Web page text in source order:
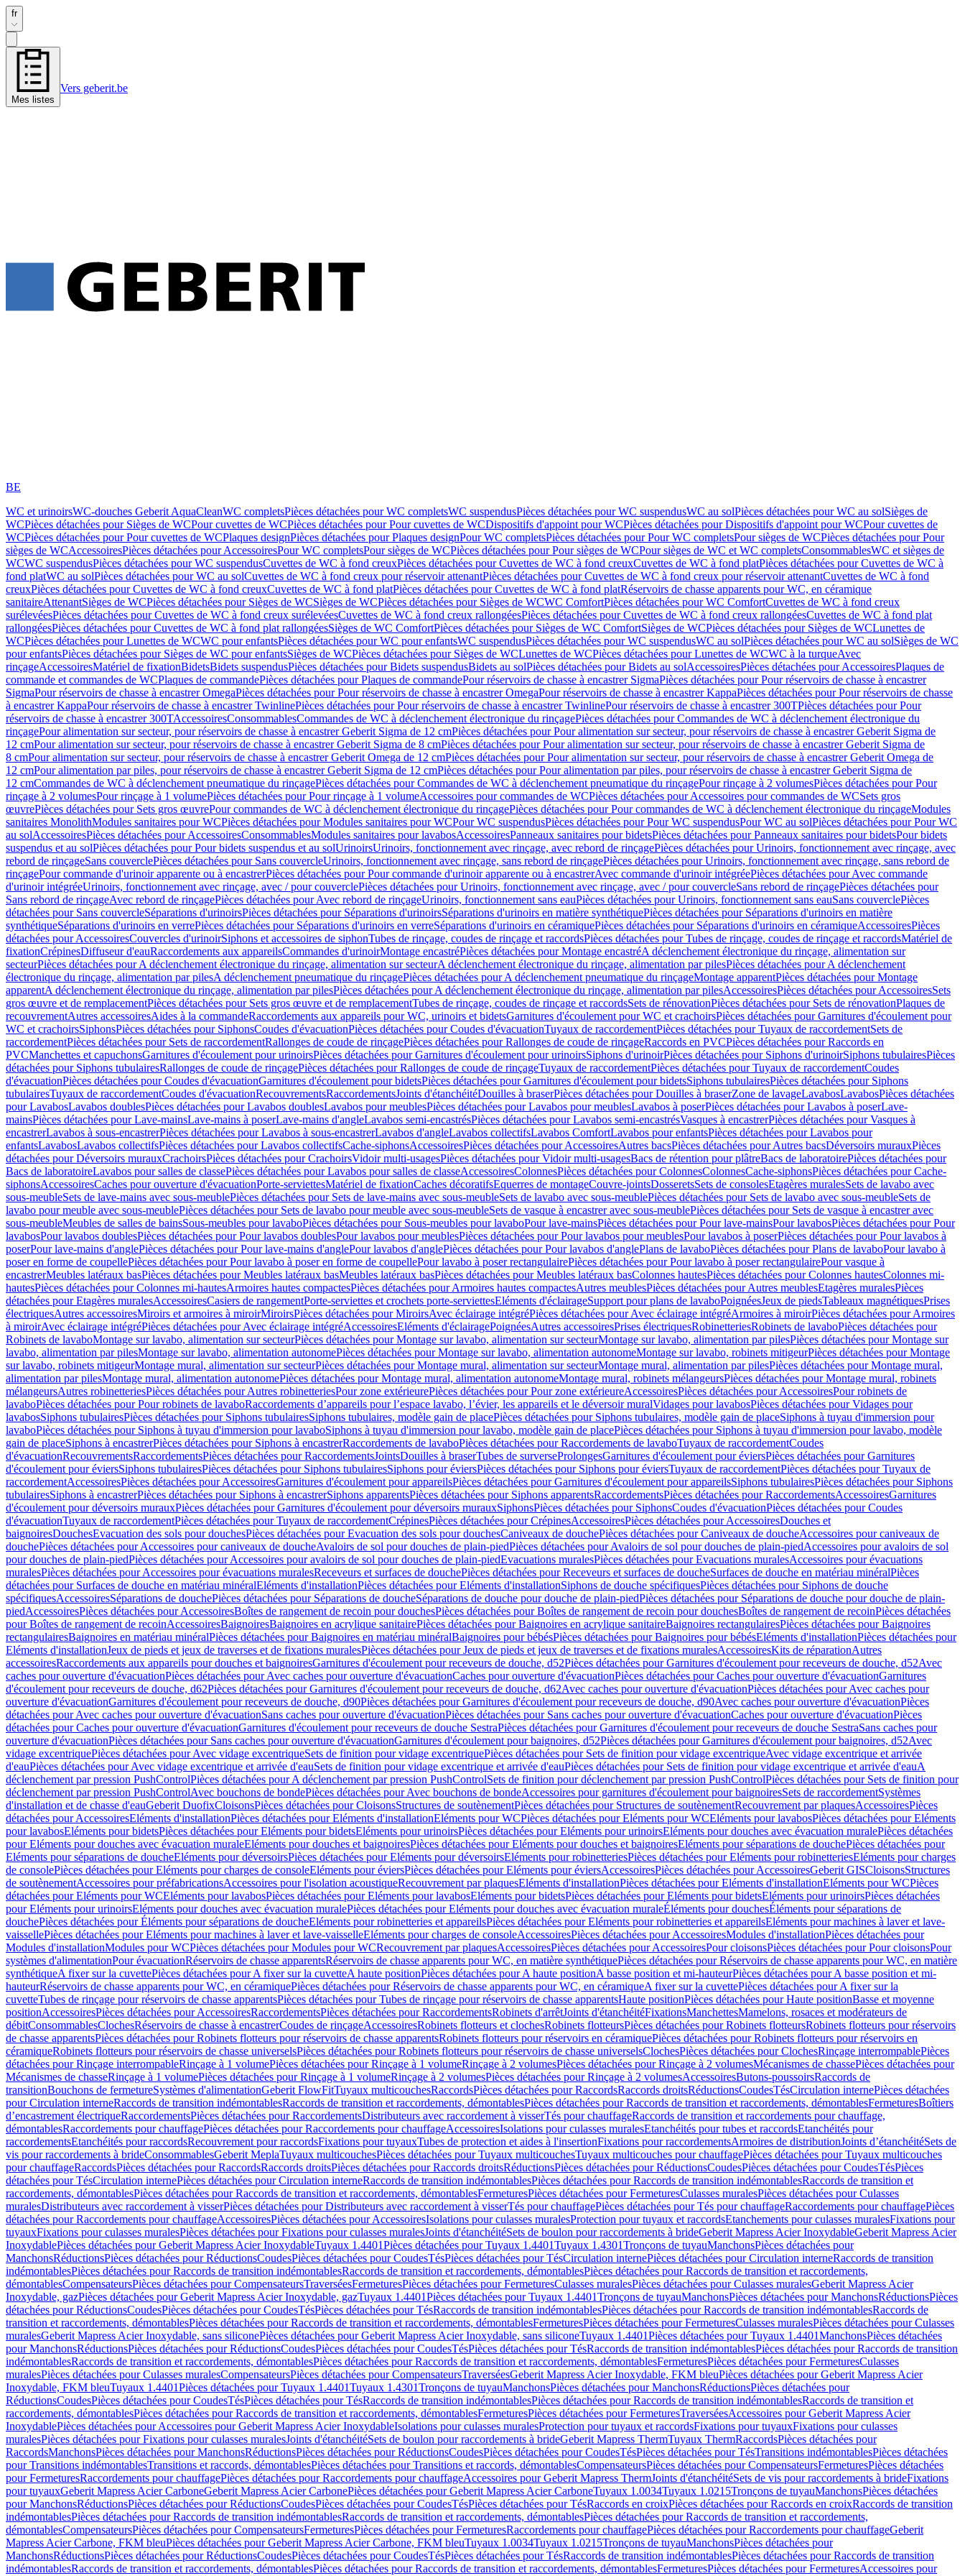
fr
Mes listes
Vers geberit.be
BE
WC et urinoirsWC-douches Geberit AquaCleanWC completsPièces détachées pour WC completsWC suspendusPièces détachées pour WC suspendusWC au solPièces détachées pour WC au solSièges de
WCPièces détachées pour Sièges de WCPour cuvettes de WCPièces détachées pour Pour cuvettes de WCDispositifs d'appoint pour WCPièces détachées pour Dispositifs d'appoint pour WCPour cuvettes de
WCPièces détachées pour Pour cuvettes de WCPlaques designPièces détachées pour Plaques designPour WC completsPièces détachées pour Pour WC completsPour sièges de WCPièces détachées pour Pour
sièges de WCAccessoiresPièces détachées pour AccessoiresPour WC completsPour sièges de WCPièces détachées pour Pour sièges de WCPour sièges de WC et WC completsConsommablesWC et sièges de
WCWC suspendusPièces détachées pour WC suspendusCuvettes de WC à fond creuxPièces détachées pour Cuvettes de WC à fond creuxCuvettes de WC à fond platPièces détachées pour Cuvettes de WC à
fond platWC au solPièces détachées pour WC au solCuvettes de WC à fond creux pour réservoir attenantPièces détachées pour Cuvettes de WC à fond creux pour réservoir attenantCuvettes de WC à fond
creuxPièces détachées pour Cuvettes de WC à fond creuxCuvettes de WC à fond platPièces détachées pour Cuvettes de WC à fond platRéservoirs de chasse apparents pour WC, en céramique
sanitaireAttenantSièges de WCPièces détachées pour Sièges de WCSièges de WCPièces détachées pour Sièges de WCWC ComfortPièces détachées pour WC ComfortCuvettes de WC à fond creux
surélevéesPièces détachées pour Cuvettes de WC à fond creux surélevéesCuvettes de WC à fond creux rallongéesPièces détachées pour Cuvettes de WC à fond creux rallongéesCuvettes de WC à fond plat
rallongéesPièces détachées pour Cuvettes de WC à fond plat rallongéesSièges de WC ComfortPièces détachées pour Sièges de WC ComfortSièges de WCPièces détachées pour Sièges de WCLunettes de
WCPièces détachées pour Lunettes de WCWC pour enfantsPièces détachées pour WC pour enfantsWC suspendusPièces détachées pour WC suspendusWC au solPièces détachées pour WC au solSièges de WC
pour enfantsPièces détachées pour Sièges de WC pour enfantsSièges de WCPièces détachées pour Sièges de WCLunettes de WCPièces détachées pour Lunettes de WCWC à la turqueAvec
rinçageAccessoiresMatériel de fixationBidetsBidets suspendusPièces détachées pour Bidets suspendusBidets au solPièces détachées pour Bidets au solAccessoiresPièces détachées pour AccessoiresPlaques de
commande et commandes de WCPlaques de commandePièces détachées pour Plaques de commandePour réservoirs de chasse à encastrer SigmaPièces détachées pour Pour réservoirs de chasse à encastrer
SigmaPour réservoirs de chasse à encastrer OmegaPièces détachées pour Pour réservoirs de chasse à encastrer OmegaPour réservoirs de chasse à encastrer KappaPièces détachées pour Pour réservoirs de chasse
à encastrer KappaPour réservoirs de chasse à encastrer TwinlinePièces détachées pour Pour réservoirs de chasse à encastrer TwinlinePour réservoirs de chasse à encastrer 300TPièces détachées pour Pour
réservoirs de chasse à encastrer 300TAccessoiresConsommablesCommandes de WC à déclenchement électronique du rinçagePièces détachées pour Commandes de WC à déclenchement électronique du
rinçagePour alimentation sur secteur, pour réservoirs de chasse à encastrer Geberit Sigma de 12 cmPièces détachées pour Pour alimentation sur secteur, pour réservoirs de chasse à encastrer Geberit Sigma de
12 cmPour alimentation sur secteur, pour réservoirs de chasse à encastrer Geberit Sigma de 8 cmPièces détachées pour Pour alimentation sur secteur, pour réservoirs de chasse à encastrer Geberit Sigma de
8 cmPour alimentation sur secteur, pour réservoirs de chasse à encastrer Geberit Omega de 12 cmPièces détachées pour Pour alimentation sur secteur, pour réservoirs de chasse à encastrer Geberit Omega de
12 cmPour alimentation par piles, pour réservoirs de chasse à encastrer Geberit Sigma de 12 cmPièces détachées pour Pour alimentation par piles, pour réservoirs de chasse à encastrer Geberit Sigma de
12 cmCommandes de WC à déclenchement pneumatique du rinçagePièces détachées pour Commandes de WC à déclenchement pneumatique du rinçagePour rinçage à 2 volumesPièces détachées pour Pour
rinçage à 2 volumesPour rinçage à 1 volumePièces détachées pour Pour rinçage à 1 volumeAccessoires pour commandes de WCPièces détachées pour Accessoires pour commandes de WCSets gros
œuvrePièces détachées pour Sets gros œuvrePour commandes de WC à déclenchement électronique du rinçagePièces détachées pour Pour commandes de WC à déclenchement électronique du rinçageModules
sanitaires MonolithModules sanitaires pour WCPièces détachées pour Modules sanitaires pour WCPour WC suspendusPièces détachées pour Pour WC suspendusPour WC au solPièces détachées pour Pour WC
au solAccessoiresPièces détachées pour AccessoiresConsommablesModules sanitaires pour lavabosAccessoiresPanneaux sanitaires pour bidetsPièces détachées pour Panneaux sanitaires pour bidetsPour bidets
suspendus et au solPièces détachées pour Pour bidets suspendus et au solUrinoirsUrinoirs, fonctionnement avec rinçage, avec rebord de rinçagePièces détachées pour Urinoirs, fonctionnement avec rinçage, avec
rebord de rinçageSans couverclePièces détachées pour Sans couvercleUrinoirs, fonctionnement avec rinçage, sans rebord de rinçagePièces détachées pour Urinoirs, fonctionnement avec rinçage, sans rebord de
rinçagePour commande d'urinoir apparente ou à encastrerPièces détachées pour Pour commande d'urinoir apparente ou à encastrerAvec commande d'urinoir intégréePièces détachées pour Avec commande
d'urinoir intégréeUrinoirs, fonctionnement avec rinçage, avec / pour couverclePièces détachées pour Urinoirs, fonctionnement avec rinçage, avec / pour couvercleSans rebord de rinçagePièces détachées pour
Sans rebord de rinçageAvec rebord de rinçagePièces détachées pour Avec rebord de rinçageUrinoirs, fonctionnement sans eauPièces détachées pour Urinoirs, fonctionnement sans eauSans couverclePièces
détachées pour Sans couvercleSéparations d'urinoirsPièces détachées pour Séparations d'urinoirsSéparations d'urinoirs en matière synthétiquePièces détachées pour Séparations d'urinoirs en matière
synthétiqueSéparations d'urinoirs en verrePièces détachées pour Séparations d'urinoirs en verreSéparations d'urinoirs en céramiquePièces détachées pour Séparations d'urinoirs en céramiqueAccessoiresPièces
détachées pour AccessoiresCouvercles d'urinoirSiphons et accessoires de siphonTubes de rinçage, coudes de rinçage et raccordsPièces détachées pour Tubes de rinçage, coudes de rinçage et raccordsMatériel de
fixationCrépinesDiffuseur d'eauRaccordements aux appareilsCommandes d'urinoirMontage encastréPièces détachées pour Montage encastréA déclenchement électronique du rinçage, alimentation sur
secteurPièces détachées pour A déclenchement électronique du rinçage, alimentation sur secteurA déclenchement électronique du rinçage, alimentation par pilesPièces détachées pour A déclenchement
électronique du rinçage, alimentation par pilesA déclenchement pneumatique du rinçagePièces détachées pour A déclenchement pneumatique du rinçageMontage apparentPièces détachées pour Montage
apparentA déclenchement électronique du rinçage, alimentation par pilesPièces détachées pour A déclenchement électronique du rinçage, alimentation par pilesAccessoiresPièces détachées pour AccessoiresSets
gros œuvre et de remplacementPièces détachées pour Sets gros œuvre et de remplacementTubes de rinçage, coudes de rinçage et raccordsSets de rénovationPièces détachées pour Sets de rénovationPlaques de
recouvrementAutres accessoiresAides à la commandeRaccordements aux appareils pour WC, urinoirs et bidetsGarnitures d'écoulement pour WC et crachoirsPièces détachées pour Garnitures d'écoulement pour
WC et crachoirsSiphonsPièces détachées pour SiphonsCoudes d'évacuationPièces détachées pour Coudes d'évacuationTuyaux de raccordementPièces détachées pour Tuyaux de raccordementSets de
raccordementPièces détachées pour Sets de raccordementRallonges de coude de rinçagePièces détachées pour Rallonges de coude de rinçageRaccords en PVCPièces détachées pour Raccords en
PVCManchettes et capuchonsGarnitures d'écoulement pour urinoirsPièces détachées pour Garnitures d'écoulement pour urinoirsSiphons d'urinoirPièces détachées pour Siphons d'urinoirSiphons tubulairesPièces
détachées pour Siphons tubulairesRallonges de coude de rinçagePièces détachées pour Rallonges de coude de rinçageTuyaux de raccordementPièces détachées pour Tuyaux de raccordementCoudes
d'évacuationPièces détachées pour Coudes d'évacuationGarnitures d'écoulement pour bidetsPièces détachées pour Garnitures d'écoulement pour bidetsSiphons tubulairesPièces détachées pour Siphons
tubulairesTuyaux de raccordementCoudes d'évacuationRecouvrementsRaccordementsJoints d'étanchéitéDouilles à braserPièces détachées pour Douilles à braserZone de lavageLavabosLavabosPièces détachées
pour LavabosLavabos doublesPièces détachées pour Lavabos doublesLavabos pour meublesPièces détachées pour Lavabos pour meublesLavabos à poserPièces détachées pour Lavabos à poserLave-
mainsPièces détachées pour Lave-mainsLave-mains à poserLave-mains d'angleLavabos semi-encastrésPièces détachées pour Lavabos semi-encastrésVasques à encastrerPièces détachées pour Vasques à
encastrerLavabos à sous-encastrerPièces détachées pour Lavabos à sous-encastrerLavabos d'angleLavabos collectifsLavabos ComfortLavabos pour enfantsPièces détachées pour Lavabos pour
enfantsLavabosLavabos collectifsPièces détachées pour Lavabos collectifsCache-siphonsAccessoiresPièces détachées pour AccessoiresAutres bacsPièces détachées pour Autres bacsDéversoirs murauxPièces
détachées pour Déversoirs murauxCrachoirsPièces détachées pour CrachoirsVidoir multi-usagesPièces détachées pour Vidoir multi-usagesBacs de rétention pour plâtreBacs de laboratoirePièces détachées pour
Bacs de laboratoireLavabos pour salles de classePièces détachées pour Lavabos pour salles de classeAccessoiresColonnesPièces détachées pour ColonnesColonnesCache-siphonsPièces détachées pour Cache-
siphonsAccessoiresCaches pour ouverture d'évacuationPorte-serviettesMatériel de fixationCaches décoratifsEquerres de montageCouvre-jointsDosseretsSets de consolesEtagères muralesSets de lavabo avec
sous-meubleSets de lave-mains avec sous-meublePièces détachées pour Sets de lave-mains avec sous-meubleSets de lavabo avec sous-meublePièces détachées pour Sets de lavabo avec sous-meubleSets de
lavabo pour meuble avec sous-meublePièces détachées pour Sets de lavabo pour meuble avec sous-meubleSets de vasque à encastrer avec sous-meublePièces détachées pour Sets de vasque à encastrer avec
sous-meubleMeubles de salles de bainsSous-meubles pour lavaboPièces détachées pour Sous-meubles pour lavaboPour lave-mainsPièces détachées pour Pour lave-mainsPour lavabosPièces détachées pour Pour
lavabosPour lavabos doublesPièces détachées pour Pour lavabos doublesPour lavabos pour meublesPièces détachées pour Pour lavabos pour meublesPour lavabos à poserPièces détachées pour Pour lavabos à
poserPour lave-mains d'anglePièces détachées pour Pour lave-mains d'anglePour lavabos d'anglePièces détachées pour Pour lavabos d'anglePlans de lavaboPièces détachées pour Plans de lavaboPour lavabo à
poser en forme de coupellePièces détachées pour Pour lavabo à poser en forme de coupellePour lavabo à poser rectangulairePièces détachées pour Pour lavabo à poser rectangulairePour vasque à
encastrerMeubles latéraux basPièces détachées pour Meubles latéraux basMeubles latéraux basPièces détachées pour Meubles latéraux basColonnes hautesPièces détachées pour Colonnes hautesColonnes mi-
hautesPièces détachées pour Colonnes mi-hautesArmoires hautes compactesPièces détachées pour Armoires hautes compactesAutres meublesPièces détachées pour Autres meublesEtagères muralesPièces
détachées pour Etagères muralesAccessoiresCasiers de rangementPorte-serviettes et crochets porte-serviettesEléments d'éclairageSupport pour plans de lavaboPoignéesJeux de piedsTableaux magnétiquesPrises
électriquesAutres accessoiresMiroirs et armoires à miroirMiroirsPièces détachées pour MiroirsAvec éclairage intégréPièces détachées pour Avec éclairage intégréArmoires à miroirPièces détachées pour Armoires
à miroirAvec éclairage intégréPièces détachées pour Avec éclairage intégréAccessoiresEléments d'éclairagePoignéesAutres accessoiresPrises électriquesRobinetteriesRobinets de lavaboPièces détachées pour
Robinets de lavaboMontage sur lavabo, alimentation sur secteurPièces détachées pour Montage sur lavabo, alimentation sur secteurMontage sur lavabo, alimentation par pilesPièces détachées pour Montage sur
lavabo, alimentation par pilesMontage sur lavabo, alimentation autonomePièces détachées pour Montage sur lavabo, alimentation autonomeMontage sur lavabo, robinets mitigeurPièces détachées pour Montage
sur lavabo, robinets mitigeurMontage mural, alimentation sur secteurPièces détachées pour Montage mural, alimentation sur secteurMontage mural, alimentation par pilesPièces détachées pour Montage mural,
alimentation par pilesMontage mural, alimentation autonomePièces détachées pour Montage mural, alimentation autonomeMontage mural, robinets mélangeursPièces détachées pour Montage mural, robinets
mélangeursAutres robinetteriesPièces détachées pour Autres robinetteriesPour zone extérieurePièces détachées pour Pour zone extérieureAccessoiresPièces détachées pour AccessoiresPour robinets de
lavaboPièces détachées pour Pour robinets de lavaboRaccordements d’appareils pour l’espace lavabo, l’évier, les appareils et le déversoir muralVidages pour lavabosPièces détachées pour Vidages pour
lavabosSiphons tubulairesPièces détachées pour Siphons tubulairesSiphons tubulaires, modèle gain de placePièces détachées pour Siphons tubulaires, modèle gain de placeSiphons à tuyau d'immersion pour
lavaboPièces détachées pour Siphons à tuyau d'immersion pour lavaboSiphons à tuyau d'immersion pour lavabo, modèle gain de placePièces détachées pour Siphons à tuyau d'immersion pour lavabo, modèle
gain de placeSiphons à encastrerPièces détachées pour Siphons à encastrerRaccordements de lavaboPièces détachées pour Raccordements de lavaboTuyaux de raccordementCoudes
d'évacuationRecouvrementsRaccordementsPièces détachées pour RaccordementsJointsDouilles à braserTubes de surverseProlongesGarnitures d'écoulement pour éviersPièces détachées pour Garnitures
d'écoulement pour éviersSiphons tubulairesPièces détachées pour Siphons tubulairesSiphons pour éviersPièces détachées pour Siphons pour éviersTuyaux de raccordementPièces détachées pour Tuyaux de
raccordementAccessoiresPièces détachées pour AccessoiresGarnitures d'écoulement pour appareilsPièces détachées pour Garnitures d'écoulement pour appareilsSiphons tubulairesPièces détachées pour Siphons
tubulairesSiphons à encastrerPièces détachées pour Siphons à encastrerSiphons apparentsPièces détachées pour Siphons apparentsRaccordementsPièces détachées pour RaccordementsAccessoiresGarnitures
d'écoulement pour déversoirs murauxPièces détachées pour Garnitures d'écoulement pour déversoirs murauxSiphonsPièces détachées pour SiphonsCoudes d'évacuationPièces détachées pour Coudes
d'évacuationTuyaux de raccordementPièces détachées pour Tuyaux de raccordementCrépinesPièces détachées pour CrépinesAccessoiresPièces détachées pour AccessoiresDouches et
baignoiresDouchesEvacuation des sols pour douchesPièces détachées pour Evacuation des sols pour douchesCaniveaux de douchePièces détachées pour Caniveaux de doucheAccessoires pour caniveaux de
douchePièces détachées pour Accessoires pour caniveaux de doucheAvaloirs de sol pour douches de plain-piedPièces détachées pour Avaloirs de sol pour douches de plain-piedAccessoires pour avaloirs de sol
pour douches de plain-piedPièces détachées pour Accessoires pour avaloirs de sol pour douches de plain-piedEvacuations muralesPièces détachées pour Evacuations muralesAccessoires pour évacuations
muralesPièces détachées pour Accessoires pour évacuations muralesReceveurs et surfaces de douchePièces détachées pour Receveurs et surfaces de doucheSurfaces de douche en matériau minéralPièces
détachées pour Surfaces de douche en matériau minéralEléments d'installationPièces détachées pour Eléments d'installationSiphons de douche spécifiquesPièces détachées pour Siphons de douche
spécifiquesAccessoiresSéparations de douchePièces détachées pour Séparations de doucheSéparations de douche pour douche de plain-piedPièces détachées pour Séparations de douche pour douche de plain-
piedAccessoiresPièces détachées pour AccessoiresBoîtes de rangement de recoin pour douchesPièces détachées pour Boîtes de rangement de recoin pour douchesBoîtes de rangement de recoinPièces détachées
pour Boîtes de rangement de recoinAccessoiresBaignoiresBaignoires en acrylique sanitairePièces détachées pour Baignoires en acrylique sanitaireBaignoires rectangulairesPièces détachées pour Baignoires
rectangulairesBaignoires en matériau minéralPièces détachées pour Baignoires en matériau minéralBaignoires pour bébésPièces détachées pour Baignoires pour bébésEléments d'installationPièces détachées pour
Eléments d'installationJeux de pieds et jeux de traverses et de fixations muralesPièces détachées pour Jeux de pieds et jeux de traverses et de fixations muralesAccessoiresKits de réparationAutres
accessoiresRaccordements aux appareils pour douches et baignoiresGarnitures d'écoulement pour receveurs de douche, d52Pièces détachées pour Garnitures d'écoulement pour receveurs de douche, d52Avec
caches pour ouverture d'évacuationPièces détachées pour Avec caches pour ouverture d'évacuationCaches pour ouverture d'évacuationPièces détachées pour Caches pour ouverture d'évacuationGarnitures
d'écoulement pour receveurs de douche, d62Pièces détachées pour Garnitures d'écoulement pour receveurs de douche, d62Avec caches pour ouverture d'évacuationPièces détachées pour Avec caches pour
ouverture d'évacuationGarnitures d'écoulement pour receveurs de douche, d90Pièces détachées pour Garnitures d'écoulement pour receveurs de douche, d90Avec caches pour ouverture d'évacuationPièces
détachées pour Avec caches pour ouverture d'évacuationSans caches pour ouverture d'évacuationPièces détachées pour Sans caches pour ouverture d'évacuationCaches pour ouverture d'évacuationPièces
détachées pour Caches pour ouverture d'évacuationGarnitures d'écoulement pour receveurs de douche SestraPièces détachées pour Garnitures d'écoulement pour receveurs de douche SestraSans caches pour
ouverture d'évacuationPièces détachées pour Sans caches pour ouverture d'évacuationGarnitures d'écoulement pour baignoires, d52Pièces détachées pour Garnitures d'écoulement pour baignoires, d52Avec
vidage excentriquePièces détachées pour Avec vidage excentriqueSets de finition pour vidage excentriquePièces détachées pour Sets de finition pour vidage excentriqueAvec vidage excentrique et arrivée
d'eauPièces détachées pour Avec vidage excentrique et arrivée d'eauSets de finition pour vidage excentrique et arrivée d'eauPièces détachées pour Sets de finition pour vidage excentrique et arrivée d'eauA
déclenchement par pression PushControlPièces détachées pour A déclenchement par pression PushControlSets de finition pour déclenchement par pression PushControlPièces détachées pour Sets de finition pour
déclenchement par pression PushControlAvec bouchons de bondePièces détachées pour Avec bouchons de bondeAccessoires pour garnitures d'écoulement pour baignoiresSets de raccordementSystèmes
d'installation et de chasse d'eauGeberit DuofixCloisonsPièces détachées pour CloisonsStructures de soutènementPièces détachées pour Structures de soutènementRecouvrement par plaquesAccessoiresPièces
détachées pour AccessoiresEléments d'installationPièces détachées pour Eléments d'installationEléments pour WCPièces détachées pour Eléments pour WCEléments pour lavabosPièces détachées pour Eléments
pour lavabosEléments pour bidetsPièces détachées pour Eléments pour bidetsEléments pour urinoirsPièces détachées pour Eléments pour urinoirsEléments pour douches avec évacuation muralePièces détachées
pour Eléments pour douches avec évacuation muraleEléments pour douches et baignoiresPièces détachées pour Eléments pour douches et baignoiresEléments pour séparations de douchePièces détachées pour
Eléments pour séparations de doucheEléments pour déversoirsPièces détachées pour Eléments pour déversoirsEléments pour robinetteriesPièces détachées pour Eléments pour robinetteriesEléments pour charges
de consolePièces détachées pour Eléments pour charges de consoleEléments pour éviersPièces détachées pour Eléments pour éviersAccessoiresPièces détachées pour AccessoiresGeberit GISCloisonsStructures
de soutènementAccessoires pour préfabricationsAccessoires pour l'isolation acoustiqueRecouvrement par plaquesEléments d'installationPièces détachées pour Eléments d'installationEléments pour WCPièces
détachées pour Eléments pour WCEléments pour lavabosPièces détachées pour Eléments pour lavabosEléments pour bidetsPièces détachées pour Eléments pour bidetsEléments pour urinoirsPièces détachées
pour Eléments pour urinoirsEléments pour douches avec évacuation muralePièces détachées pour Eléments pour douches avec évacuation muraleÉléments pour douchesÉléments pour séparations de
douchePièces détachées pour Éléments pour séparations de doucheEléments pour robinetteries et appareilsPièces détachées pour Eléments pour robinetteries et appareilsEléments pour machines à laver et lave-
vaissellePièces détachées pour Eléments pour machines à laver et lave-vaisselleEléments pour charges de consoleAccessoiresPièces détachées pour AccessoiresModules d'installationPièces détachées pour
Modules d'installationModules pour WCPièces détachées pour Modules pour WCRecouvrement par plaquesAccessoiresPièces détachées pour AccessoiresPour cloisonsPièces détachées pour Pour cloisonsPour
systèmes d'alimentationPour évacuationRéservoirs de chasse apparentsRéservoirs de chasse apparents pour WC, en matière synthétiquePièces détachées pour Réservoirs de chasse apparents pour WC, en matière
synthétiqueA fixer sur la cuvettePièces détachées pour A fixer sur la cuvetteA haute positionPièces détachées pour A haute positionA basse position et mi-hauteurPièces détachées pour A basse position et mi-
hauteurRéservoirs de chasse apparents pour WC, en céramiquePièces détachées pour Réservoirs de chasse apparents pour WC, en céramiqueA fixer sur la cuvettePièces détachées pour A fixer sur la
cuvetteTubes de rinçage pour réservoirs de chasse apparentsPièces détachées pour Tubes de rinçage pour réservoirs de chasse apparentsHaute positionPièces détachées pour Haute positionBasse et moyenne
positionAccessoiresPièces détachées pour AccessoiresRaccordementsPièces détachées pour RaccordementsRobinets d'arrêtJoints d'étanchéitéFixationsManchettesMamelons, rosaces et modérateurs de
débitConsommablesClochesRéservoirs de chasse à encastrerCoudes de rinçageAccessoiresRobinets flotteurs et clochesRobinets flotteursPièces détachées pour Robinets flotteursRobinets flotteurs pour réservoirs
de chasse apparentsPièces détachées pour Robinets flotteurs pour réservoirs de chasse apparentsRobinets flotteurs pour réservoirs en céramiquePièces détachées pour Robinets flotteurs pour réservoirs en
céramiqueRobinets flotteurs pour réservoirs de chasse universelsPièces détachées pour Robinets flotteurs pour réservoirs de chasse universelsClochesPièces détachées pour ClochesRinçage interrompablePièces
détachées pour Rinçage interrompableRinçage à 1 volumePièces détachées pour Rinçage à 1 volumeRinçage à 2 volumesPièces détachées pour Rinçage à 2 volumesMécanismes de chassePièces détachées pour
Mécanismes de chasseRinçage à 1 volumePièces détachées pour Rinçage à 1 volumeRinçage à 2 volumesPièces détachées pour Rinçage à 2 volumesAccessoiresButons-poussoirsRaccords de
transitionBouchons de fermetureSystèmes d'alimentationGeberit FlowFitTuyaux multicouchesRaccordsPièces détachées pour RaccordsRaccords droitsRéductionsCoudesTésCirculation internePièces détachées
pour Circulation interneRaccords de transition indémontablesRaccords de transition et raccordements, démontablesPièces détachées pour Raccords de transition et raccordements, démontablesFermeturesBoîtiers
d’encastrement électriqueRaccordementsPièces détachées pour RaccordementsDistributeurs avec raccordement à visserTés pour chauffageRaccords de transition et raccordements pour chauffage,
démontablesRaccordements pour chauffagePièces détachées pour Raccordements pour chauffageAccessoiresIsolations pour culasses muralesEtanchéités pour tubes et raccordsEtanchéités pour
raccordementsEtanchéités pour raccordsRecouvrement pour raccordsFixations pour tuyauxTubes de protection et aides à l'insertionFixations pour raccordementsArmoires de distributionJoints d’étanchéitéSets de
vis pour raccordements à brideConsommablesGeberit MeplaTuyaux multicouchesPièces détachées pour Tuyaux multicouchesTuyaux multicouches pour chauffagePièces détachées pour Tuyaux multicouches
pour chauffageRaccordsPièces détachées pour RaccordsRaccords droitsPièces détachées pour Raccords droitsRéductionsPièces détachées pour RéductionsCoudesPièces détachées pour CoudesTésPièces
détachées pour TésCirculation internePièces détachées pour Circulation interneRaccords de transition indémontablesPièces détachées pour Raccords de transition indémontablesRaccords de transition et
raccordements, démontablesPièces détachées pour Raccords de transition et raccordements, démontablesFermeturesPièces détachées pour FermeturesCulasses muralesPièces détachées pour Culasses
muralesDistributeurs avec raccordement à visserPièces détachées pour Distributeurs avec raccordement à visserTés pour chauffagePièces détachées pour Tés pour chauffageRaccordements pour chauffagePièces
détachées pour Raccordements pour chauffageAccessoiresPièces détachées pour AccessoiresIsolations pour culasses muralesProtection pour tuyaux et raccordsEtanchements pour culasses muralesFixations pour
tuyauxFixations pour culasses muralesPièces détachées pour Fixations pour culasses muralesJoints d'étanchéitéSets de boulon pour raccordements à brideGeberit Mapress Acier InoxydableGeberit Mapress Acier
InoxydablePièces détachées pour Geberit Mapress Acier InoxydableTuyaux 1.4401Pièces détachées pour Tuyaux 1.4401Tuyaux 1.4301Tronçons de tuyauManchonsPièces détachées pour
ManchonsRéductionsPièces détachées pour RéductionsCoudesPièces détachées pour CoudesTésPièces détachées pour TésCirculation internePièces détachées pour Circulation interneRaccords de transition
indémontablesPièces détachées pour Raccords de transition indémontablesRaccords de transition et raccordements, démontablesPièces détachées pour Raccords de transition et raccordements,
démontablesCompensateursPièces détachées pour CompensateursTraverséesFermeturesPièces détachées pour FermeturesCulasses muralesPièces détachées pour Culasses muralesGeberit Mapress Acier
Inoxydable, gazPièces détachées pour Geberit Mapress Acier Inoxydable, gazTuyaux 1.4401Pièces détachées pour Tuyaux 1.4401Tronçons de tuyauManchonsPièces détachées pour ManchonsRéductionsPièces
détachées pour RéductionsCoudesPièces détachées pour CoudesTésPièces détachées pour TésRaccords de transition indémontablesPièces détachées pour Raccords de transition indémontablesRaccords de
transition et raccordements, démontablesPièces détachées pour Raccords de transition et raccordements, démontablesFermeturesPièces détachées pour FermeturesCulasses muralesPièces détachées pour Culasses
muralesGeberit Mapress Acier Inoxydable, sans siliconePièces détachées pour Geberit Mapress Acier Inoxydable, sans siliconeTuyaux 1.4401Pièces détachées pour Tuyaux 1.4401ManchonsPièces détachées
pour ManchonsRéductionsPièces détachées pour RéductionsCoudesPièces détachées pour CoudesTésPièces détachées pour TésRaccords de transition indémontablesPièces détachées pour Raccords de transition
indémontablesRaccords de transition et raccordements, démontablesPièces détachées pour Raccords de transition et raccordements, démontablesFermeturesPièces détachées pour FermeturesCulasses
muralesPièces détachées pour Culasses muralesCompensateursPièces détachées pour CompensateursTraverséesGeberit Mapress Acier Inoxydable, FKM bleuPièces détachées pour Geberit Mapress Acier
Inoxydable, FKM bleuTuyaux 1.4401Pièces détachées pour Tuyaux 1.4401Tuyaux 1.4301Tronçons de tuyauManchonsPièces détachées pour ManchonsRéductionsPièces détachées pour
RéductionsCoudesPièces détachées pour CoudesTésPièces détachées pour TésRaccords de transition indémontablesPièces détachées pour Raccords de transition indémontablesRaccords de transition et
raccordements, démontablesPièces détachées pour Raccords de transition et raccordements, démontablesFermeturesPièces détachées pour FermeturesTraverséesAccessoires pour Geberit Mapress Acier
InoxydablePièces détachées pour Accessoires pour Geberit Mapress Acier InoxydableIsolations pour culasses muralesProtection pour tuyaux et raccordsFixations pour tuyauxFixations pour culasses
muralesPièces détachées pour Fixations pour culasses muralesJoints d'étanchéitéSets de boulon pour raccordements à brideGeberit Mapress ThermTuyaux ThermRaccordsPièces détachées pour
RaccordsManchonsPièces détachées pour ManchonsRéductionsPièces détachées pour RéductionsCoudesPièces détachées pour CoudesTésPièces détachées pour TésTransitions indémontablesPièces détachées
pour Transitions indémontablesTransitions et raccords, démontablesPièces détachées pour Transitions et raccords, démontablesCompensateursPièces détachées pour CompensateursFermeturesPièces détachées
pour FermeturesRaccordements pour chauffagePièces détachées pour Raccordements pour chauffageAccessoires pour Geberit Mapress ThermJoints d'étanchéitéSets de vis pour raccordements à brideFixations
pour tuyauxGeberit Mapress Acier CarboneGeberit Mapress Acier CarbonePièces détachées pour Geberit Mapress Acier CarboneTuyaux 1.0034Tuyaux 1.0215Tronçons de tuyauManchonsPièces détachées
pour ManchonsRéductionsPièces détachées pour RéductionsCoudesPièces détachées pour CoudesTésPièces détachées pour TésRaccords en croixPièces détachées pour Raccords en croixRaccords de transition
indémontablesPièces détachées pour Raccords de transition indémontablesRaccords de transition et raccordements, démontablesPièces détachées pour Raccords de transition et raccordements,
démontablesCompensateursPièces détachées pour CompensateursFermeturesPièces détachées pour FermeturesRaccordements pour chauffagePièces détachées pour Raccordements pour chauffageGeberit
Mapress Acier Carbone, FKM bleuPièces détachées pour Geberit Mapress Acier Carbone, FKM bleuTuyaux 1.0034Tuyaux 1.0215Tronçons de tuyauManchonsPièces détachées pour
ManchonsRéductionsPièces détachées pour RéductionsCoudesPièces détachées pour CoudesTésPièces détachées pour TésRaccords de transition indémontablesPièces détachées pour Raccords de transition
indémontablesRaccords de transition et raccordements, démontablesPièces détachées pour Raccords de transition et raccordements, démontablesFermeturesPièces détachées pour FermeturesAccessoires pour